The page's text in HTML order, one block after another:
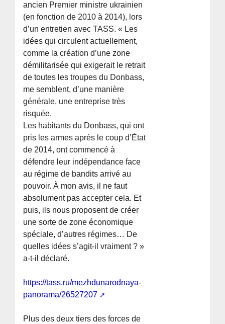
ancien Premier ministre ukrainien
(en fonction de 2010 à 2014), lors
d’un entretien avec TASS. « Les
idées qui circulent actuellement,
comme la création d’une zone
démilitarisée qui exigerait le retrait
de toutes les troupes du Donbass,
me semblent, d’une manière
générale, une entreprise très
risquée.
Les habitants du Donbass, qui ont
pris les armes après le coup d’État
de 2014, ont commencé à
défendre leur indépendance face
au régime de bandits arrivé au
pouvoir. À mon avis, il ne faut
absolument pas accepter cela. Et
puis, ils nous proposent de créer
une sorte de zone économique
spéciale, d’autres régimes… De
quelles idées s’agit-il vraiment ? »
a-t-il déclaré.
https://tass.ru/mezhdunarodnaya-
panorama/26527207
Plus des deux tiers des forces de